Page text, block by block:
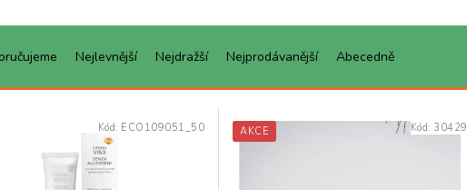
Nejlevnější Nejdražší Nejprodávanější Abecedně
Kód: ECO109051_50 AKCE Kód: 30429